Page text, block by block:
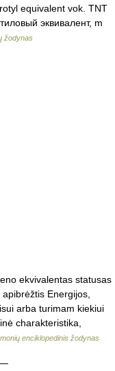
equivalent vok. TNT
эквивалент, m
žodynas
ekvivalentas statusas
Energijos,
arba turimam kiekiui
charakteristika,
enciklopedinis žodynas